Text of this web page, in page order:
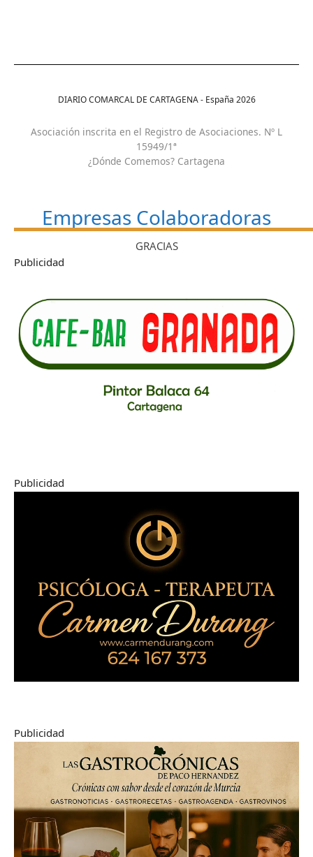
DIARIO COMARCAL DE CARTAGENA - España 2026
Asociación inscrita en el Registro de Asociaciones. Nº L
15949/1ª
¿Dónde Comemos? Cartagena
Empresas Colaboradoras
GRACIAS
Publicidad
Publicidad
Publicidad